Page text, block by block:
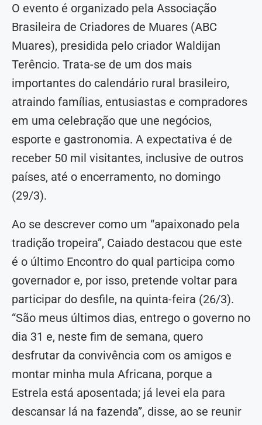
O evento é organizado pela Associação
Brasileira de Criadores de Muares (ABC
Muares), presidida pelo criador Waldijan
Terêncio. Trata-se de um dos mais
importantes do calendário rural brasileiro,
atraindo famílias, entusiastas e compradores
em uma celebração que une negócios,
esporte e gastronomia. A expectativa é de
receber 50 mil visitantes, inclusive de outros
países, até o encerramento, no domingo
(29/3).
Ao se descrever como um “apaixonado pela
tradição tropeira”, Caiado destacou que este
é o último Encontro do qual participa como
governador e, por isso, pretende voltar para
participar do desfile, na quinta-feira (26/3).
“São meus últimos dias, entrego o governo no
dia 31 e, neste fim de semana, quero
desfrutar da convivência com os amigos e
montar minha mula Africana, porque a
Estrela está aposentada; já levei ela para
descansar lá na fazenda”, disse, ao se reunir